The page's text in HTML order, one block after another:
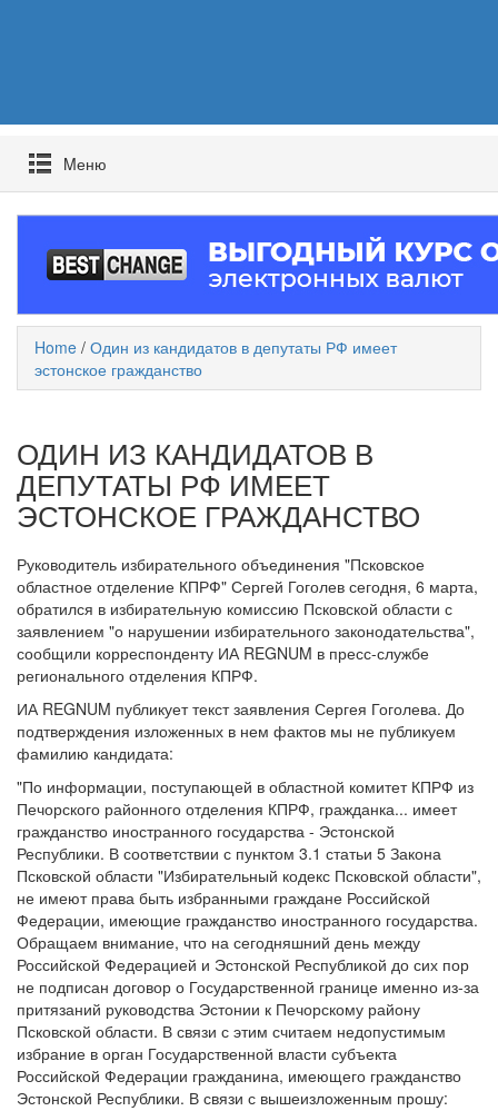
Mеню
Home / Один из кандидатов в депутаты РФ имеет
эстонское гражданство
ОДИН ИЗ КАНДИДАТОВ В
ДЕПУТАТЫ РФ ИМЕЕТ
ЭСТОНСКОЕ ГРАЖДАНСТВО
Руководитель избирательного объединения "Псковское
областное отделение КПРФ" Сергей Гоголев сегодня, 6 марта,
обратился в избирательную комиссию Псковской области с
заявлением "о нарушении избирательного законодательства",
сообщили корреспонденту ИА REGNUM в пресс-службе
регионального отделения КПРФ.
ИА REGNUM публикует текст заявления Сергея Гоголева. До
подтверждения изложенных в нем фактов мы не публикуем
фамилию кандидата:
"По информации, поступающей в областной комитет КПРФ из
Печорского районного отделения КПРФ, гражданка... имеет
гражданство иностранного государства - Эстонской
Республики. В соответствии с пунктом 3.1 статьи 5 Закона
Псковской области "Избирательный кодекс Псковской области",
не имеют права быть избранными граждане Российской
Федерации, имеющие гражданство иностранного государства.
Обращаем внимание, что на сегодняшний день между
Российской Федерацией и Эстонской Республикой до сих пор
не подписан договор о Государственной границе именно из-за
притязаний руководства Эстонии к Печорскому району
Псковской области. В связи с этим считаем недопустимым
избрание в орган Государственной власти субъекта
Российской Федерации гражданина, имеющего гражданство
Эстонской Республики. В связи с вышеизложенным прошу: